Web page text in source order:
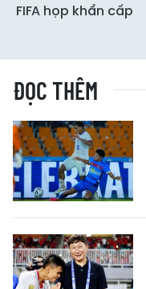
FIFA họp khẩn cấp
ĐỌC THÊM